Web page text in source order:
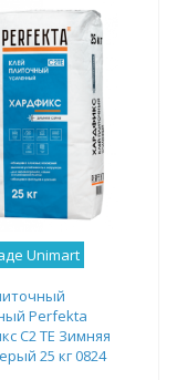
Unimart
Perfekta
C2 ТЕ Зимняя
25 кг 0824